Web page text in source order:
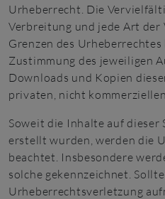
Urheberrecht. Die
Verbreitung und jede Art
Grenzen des
Zustimmung des jeweiligen
Downloads und Kopien
privaten, nicht
Soweit die Inhalte auf
erstellt wurden, werden die
beachtet. Insbesondere
solche gekennzeichnet.
Urheberrechtsverletzung